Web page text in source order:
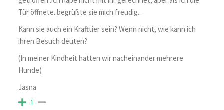
Tür öffnete..begrüßte sie mich freudig..
Kann sie auch ein Krafttier sein? Wenn nicht, wie kann ich
ihren Besuch deuten?
(In meiner Kindheit hatten wir nacheinander mehrere
Hunde)
Jasna
1